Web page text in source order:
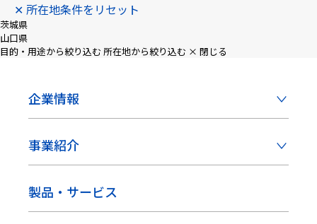
✕ 所在地条件をリセット
茨城県
山口県
目的・用途から絞り込む 所在地から絞り込む × 閉じる
企業情報
事業紹介
製品・サービス